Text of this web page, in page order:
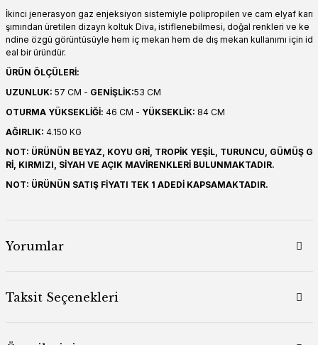
İkinci jenerasyon gaz enjeksiyon sistemiyle polipropilen ve cam elyaf karı
şımından üretilen dizayn koltuk Diva, istiflenebilmesi, doğal renkleri ve ke
ndine özgü görüntüsüyle hem iç mekan hem de dış mekan kullanımı için id
eal bir üründür.
ÜRÜN ÖLÇÜLERİ:
UZUNLUK: 57 CM - GENİŞLİK:53 CM
OTURMA YÜKSEKLİĞİ: 46 CM - YÜKSEKLİK: 84 CM
AĞIRLIK: 4.150 KG
NOT: ÜRÜNÜN BEYAZ, KOYU GRİ, TROPİK YEŞİL, TURUNCU, GÜMÜŞ G
Rİ, KIRMIZI, SİYAH VE AÇIK MAVİRENKLERİ BULUNMAKTADIR.
NOT: ÜRÜNÜN SATIŞ FİYATI TEK 1 ADEDİ KAPSAMAKTADIR.
Yorumlar
Taksit Seçenekleri